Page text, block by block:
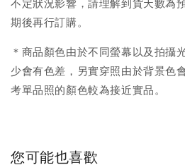
不定狀況影響，請理解到貨天數為
期後再行訂購。
＊商品顏色由於不同螢幕以及拍攝
少會有色差，另實穿照由於背景色
考單品照的顏色較為接近實品。
您可能也喜歡